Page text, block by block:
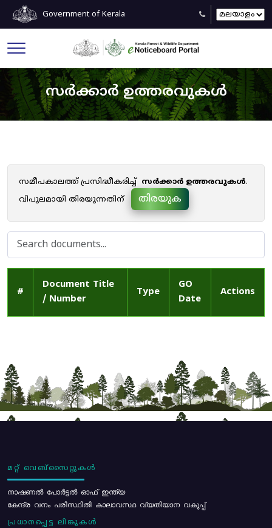
Government of Kerala
സർക്കാർ ഉത്തരവുകൾ
സമീപകാലത്ത് പ്രസിദ്ധീകരിച്ച് സർക്കാർ ഉത്തരവുകൾ.
വിപുലമായി തിരയുന്നതിന്
തിരയുക
#
Document Title
/ Number
Type
GO
Date
Actions
മറ്റ് വെബ്സൈറ്റുകൾ
നാഷണൽ പോർട്ടൽ ഓഫ് ഇന്ത്യ
കേന്ദ്ര വനം പരിസ്ഥിതി കാലാവസ്ഥ വ്യതിയാന വകുപ്പ്
പ്രധാനപ്പെട്ട ലിങ്കുകൾ